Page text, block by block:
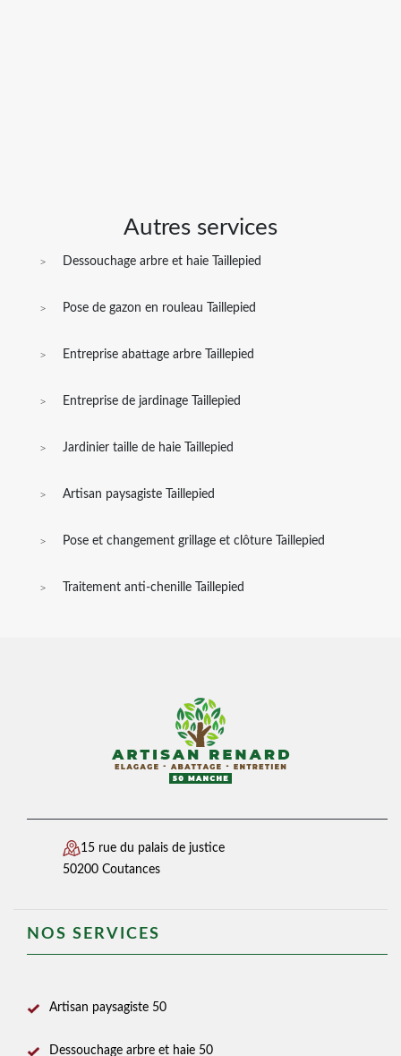
Autres services
Dessouchage arbre et haie Taillepied
Pose de gazon en rouleau Taillepied
Entreprise abattage arbre Taillepied
Entreprise de jardinage Taillepied
Jardinier taille de haie Taillepied
Artisan paysagiste Taillepied
Pose et changement grillage et clôture Taillepied
Traitement anti-chenille Taillepied
15 rue du palais de justice
50200 Coutances
NOS SERVICES
Artisan paysagiste 50
Dessouchage arbre et haie 50